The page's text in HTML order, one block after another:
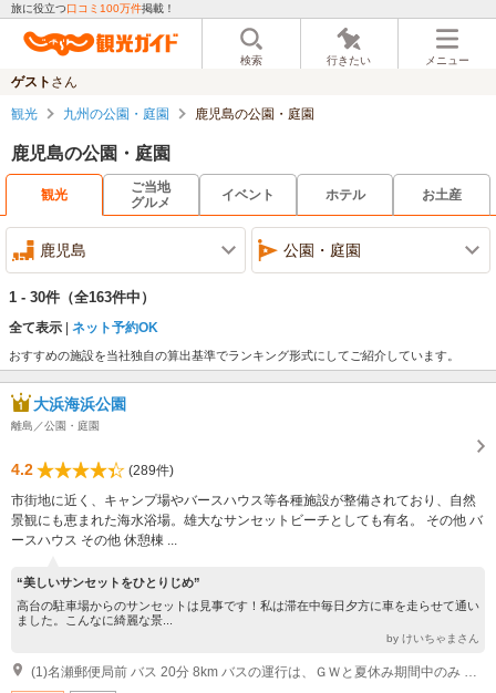
旅に役立つ口コミ100万件掲載！
検索 行きたい メニュー
ゲスト さん
観光 九州の公園・庭園 鹿児島の公園・庭園
鹿児島の公園・庭園
観光
ご当地
グルメ
イベント ホテル お土産
鹿児島 公園・庭園
1 - 30件 （全163件中）
全て表示 ネット予約OK
おすすめの施設を当社独自の算出基準でランキング形式にしてご紹介しています。
大浜海浜公園
離島／公園・庭園
4.2
(289件)
市街地に近く、キャンプ場やバースハウス等各種施設が整備されており、自然
景観にも恵まれた海水浴場。雄大なサンセットビーチとしても有名。 その他 バ
ースハウス その他 休憩棟 ...
“美しいサンセットをひとりじめ”
高台の駐車場からのサンセットは見事です！私は滞在中毎日夕方に車を走らせて通い
ました。こんなに綺麗な景...
by けいちゃまさん